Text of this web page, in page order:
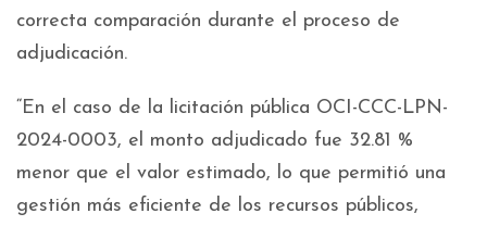
correcta comparación durante el proceso de
adjudicación.
“En el caso de la licitación pública OCI-CCC-LPN-
2024-0003, el monto adjudicado fue 32.81 %
menor que el valor estimado, lo que permitió una
gestión más eficiente de los recursos públicos,